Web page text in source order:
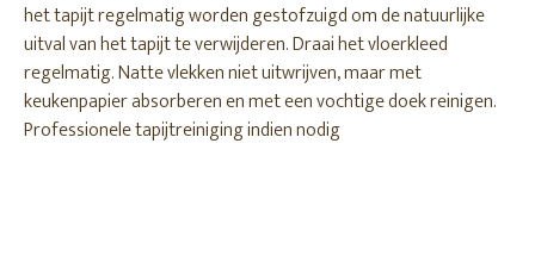
het tapijt regelmatig worden gestofzuigd om de natuurlijke
uitval van het tapijt te verwijderen. Draai het vloerkleed
regelmatig. Natte vlekken niet uitwrijven, maar met
keukenpapier absorberen en met een vochtige doek reinigen.
Professionele tapijtreiniging indien nodig